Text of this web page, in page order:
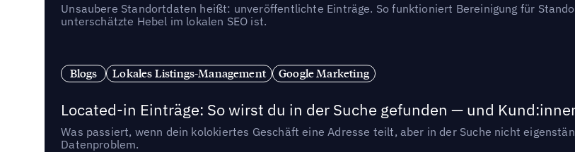
Unsaubere Standortdaten heißt: unveröffentlichte Einträge. So funktioniert Bereinigung für
unterschätzte Hebel im lokalen SEO ist.
Blogs Lokales Listings-Management Google Marketing
Located-in Einträge: So wirst du in der Suche gefunden — und
Was passiert, wenn dein kolokiertes Geschäft eine Adresse teilt, aber in der Suche nicht
Datenproblem.